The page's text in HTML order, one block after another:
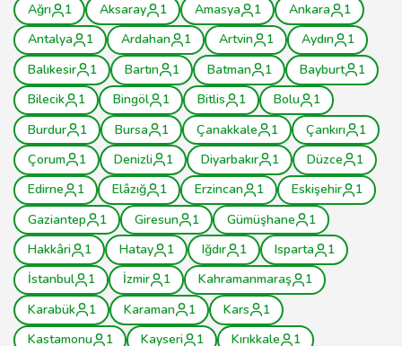
Ağrı
1 Aksaray 1 Amasya 1 Ankara
1
Antalya
1 Ardahan 1 Artvin 1 Aydın
1
Balıkesir
1 Bartın 1 Batman 1 Bayburt
1
Bilecik
1 Bingöl 1 Bitlis 1 Bolu
1
Burdur
1 Bursa 1 Çanakkale 1 Çankırı
1
Çorum
1 Denizli 1 Diyarbakır 1 Düzce
1
Edirne
1 Elâzığ 1 Erzincan 1 Eskişehir
1
Gaziantep
1 Giresun 1 Gümüşhane
1
Hakkâri
1 Hatay 1 Iğdır 1 Isparta
1
İstanbul
1 İzmir 1 Kahramanmaraş
1
Karabük
1 Karaman 1 Kars
1
Kastamonu
1 Kayseri 1 Kırıkkale 1